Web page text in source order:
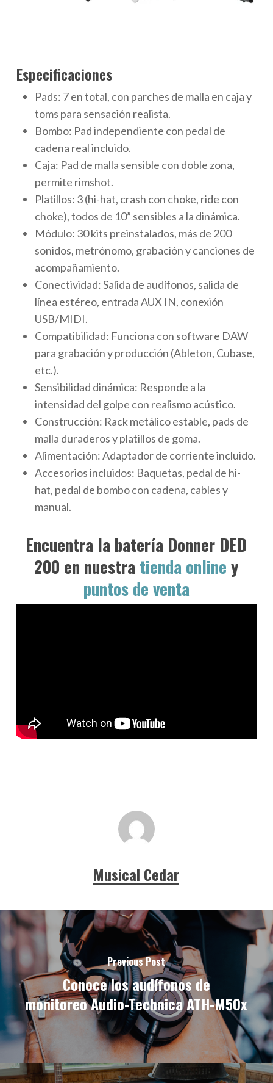
Especificaciones
Pads: 7 en total, con parches de malla en caja y
toms para sensación realista.
Bombo: Pad independiente con pedal de
cadena real incluido.
Caja: Pad de malla sensible con doble zona,
permite rimshot.
Platillos: 3 (hi-hat, crash con choke, ride con
choke), todos de 10” sensibles a la dinámica.
Módulo: 30 kits preinstalados, más de 200
sonidos, metrónomo, grabación y canciones de
acompañamiento.
Conectividad: Salida de audífonos, salida de
línea estéreo, entrada AUX IN, conexión
USB/MIDI.
Compatibilidad: Funciona con software DAW
para grabación y producción (Ableton, Cubase,
etc.).
Sensibilidad dinámica: Responde a la
intensidad del golpe con realismo acústico.
Construcción: Rack metálico estable, pads de
malla duraderos y platillos de goma.
Alimentación: Adaptador de corriente incluido.
Accesorios incluidos: Baquetas, pedal de hi-
hat, pedal de bombo con cadena, cables y
manual.
Encuentra la batería Donner DED
200 en nuestra tienda online y
puntos de venta
Musical Cedar
Previous Post
Conoce los audífonos de
monitoreo Audio-Technica ATH-M50x